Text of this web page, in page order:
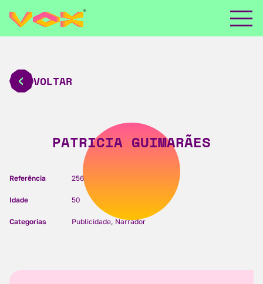
VOLTAR
PATRICIA GUIMARÃES
Referência 256
Idade 50
Categorias Publicidade, Narrador